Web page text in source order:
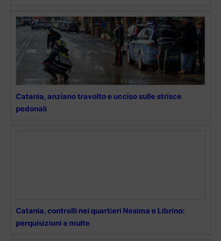
Catania, anziano travolto e ucciso sulle strisce
pedonali
Catania, controlli nei quartieri Nesima e Librino:
perquisizioni e multe